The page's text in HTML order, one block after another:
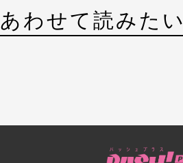
あわせて読みたい